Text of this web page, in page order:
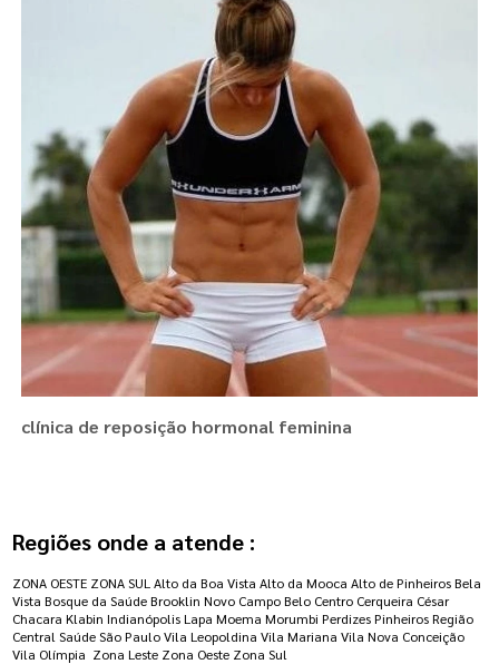
clínica de reposição hormonal feminina
Regiões onde a atende :
ZONA OESTE ZONA SUL Alto da Boa Vista Alto da Mooca Alto de Pinheiros Bela
Vista Bosque da Saúde Brooklin Novo Campo Belo Centro Cerqueira César
Chacara Klabin Indianópolis Lapa Moema Morumbi Perdizes Pinheiros Região
Central Saúde São Paulo Vila Leopoldina Vila Mariana Vila Nova Conceição
Vila Olímpia Zona Leste Zona Oeste Zona Sul